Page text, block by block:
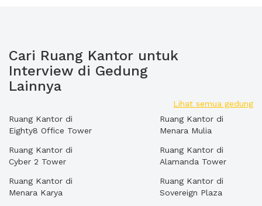
Cari Ruang Kantor untuk
Interview di Gedung
Lainnya
Lihat semua gedung
Ruang Kantor di
Eighty8 Office Tower
Ruang Kantor di
Cyber 2 Tower
Ruang Kantor di
Menara Karya
Ruang Kantor di
Menara Mulia
Ruang Kantor di
Alamanda Tower
Ruang Kantor di
Sovereign Plaza